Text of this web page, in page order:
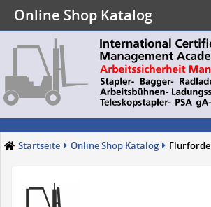
Startseite Online Shop Katalog
Online Shop Katalog